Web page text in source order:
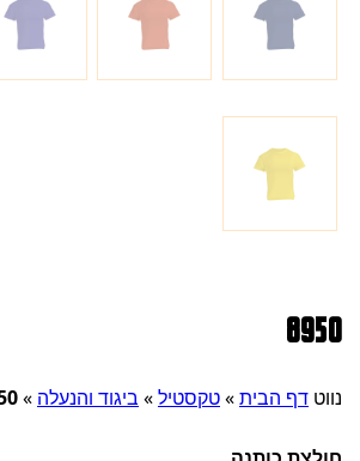
8950
נווט דף הבית»טקסטיל» ביגוד והנעלה »